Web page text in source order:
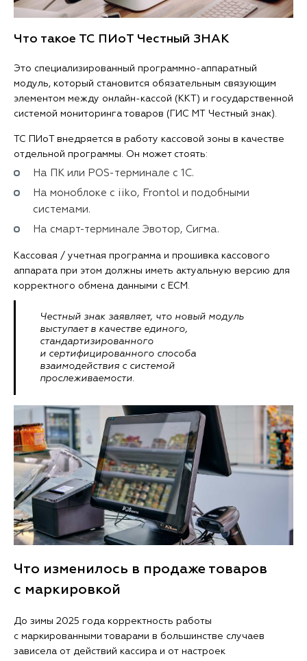
Что такое ТС ПИоТ Честный ЗНАК
Это специализированный программно-аппаратный
модуль, который становится обязательным связующим
элементом между онлайн-кассой (ККТ) и государственной
системой мониторинга товаров (ГИС МТ Честный знак).
ТС ПИоТ внедряется в работу кассовой зоны в качестве
отдельной программы. Он может стоять:
На ПК или POS-терминале с 1С.
На моноблоке с iiko, Frontol и подобными
системами.
На смарт-терминале Эвотор, Сигма.
Кассовая / учетная программа и прошивка кассового
аппарата при этом должны иметь актуальную версию для
корректного обмена данными с ЕСМ.
Честный знак заявляет, что новый модуль
выступает в качестве единого,
стандартизированного
и сертифицированного способа
взаимодействия с системой
прослеживаемости.
Что изменилось в продаже товаров
с маркировкой
До зимы 2025 года корректность работы
с маркированными товарами в большинстве случаев
зависела от действий кассира и от настроек